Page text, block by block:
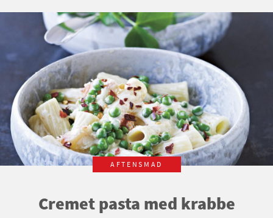
AFTENSMAD
Cremet pasta med krabbe